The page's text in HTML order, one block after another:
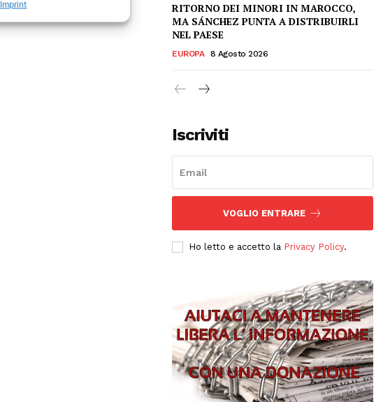
Imprint
RITORNO DEI MINORI IN MAROCCO,
MA SÁNCHEZ PUNTA A DISTRIBUIRLI
NEL PAESE
EUROPA 8 Agosto 2026
Iscriviti
VOGLIO ENTRARE
Ho letto e accetto la Privacy Policy.